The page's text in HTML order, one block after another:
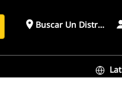
place Buscar Un